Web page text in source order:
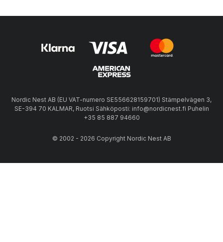
Nordic Nest AB (EU VAT-numero SE556628159701) Stämpelvägen 3,
SE-394 70 KALMAR, Ruotsi Sähköposti: info@nordicnest.fi Puhelin
+35 85 887 94660
© 2002 - 2026 Copyright Nordic Nest AB